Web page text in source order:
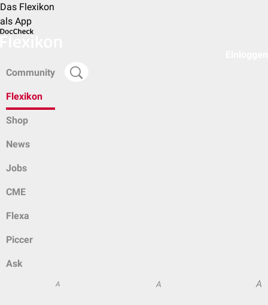
Das Flexikon
als App
Community
Flexikon
Shop
News
Jobs
CME
Flexa
Piccer
Ask
A A A